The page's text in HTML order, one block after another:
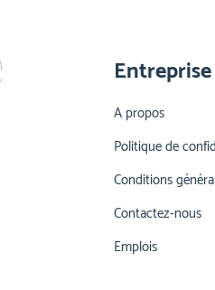
Entreprise
A propos
Politique de
Conditions
Contactez-nous
Emplois